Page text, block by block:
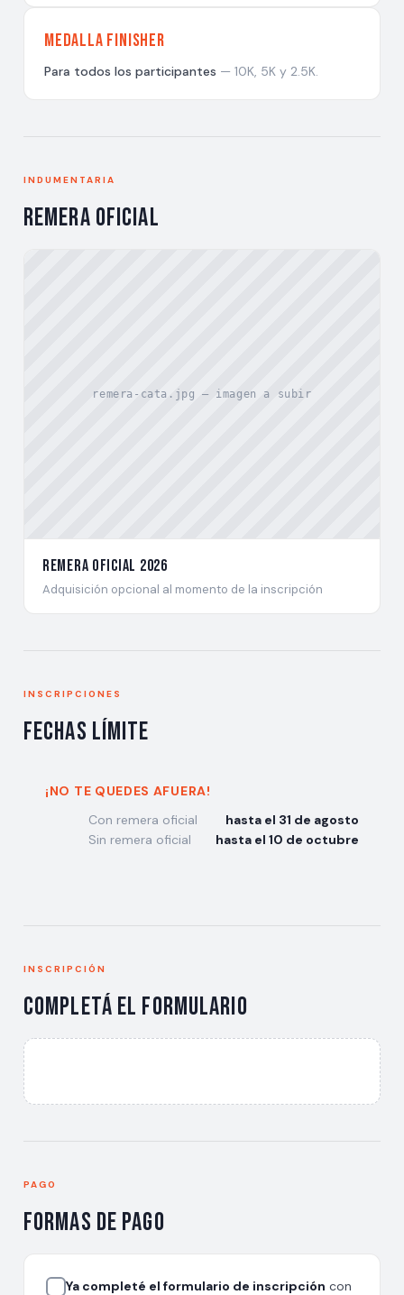
Medalla Finisher
Para todos los participantes — 10K, 5K y 2.5K.
INDUMENTARIA
Remera Oficial
remera-cata.jpg — imagen a subir
Remera oficial 2026
Adquisición opcional al momento de la inscripción
INSCRIPCIONES
Fechas límite
¡NO TE QUEDES AFUERA!
Con remera oficial
hasta el 31 de agosto
Sin remera oficial
hasta el 10 de octubre
INSCRIPCIÓN
Completá el formulario
PAGO
Formas de pago
Ya completé el formulario de inscripción con